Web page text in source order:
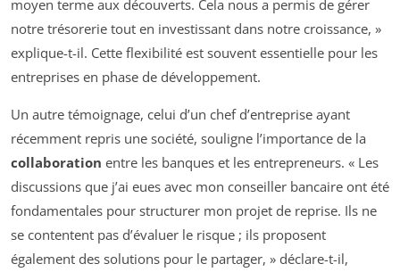
moyen terme aux découverts. Cela nous a permis de gérer
notre trésorerie tout en investissant dans notre croissance, »
explique-t-il. Cette flexibilité est souvent essentielle pour les
entreprises en phase de développement.
Un autre témoignage, celui d’un chef d’entreprise ayant
récemment repris une société, souligne l’importance de la
collaboration entre les banques et les entrepreneurs. « Les
discussions que j’ai eues avec mon conseiller bancaire ont été
fondamentales pour structurer mon projet de reprise. Ils ne
se contentent pas d’évaluer le risque ; ils proposent
également des solutions pour le partager, » déclare-t-il,